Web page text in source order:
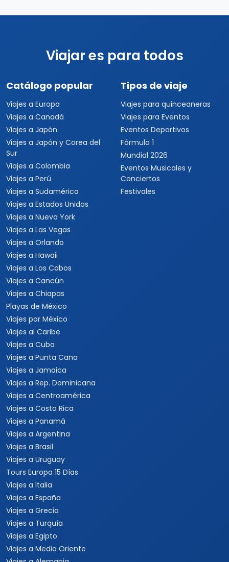
Viajar es para todos
Catálogo popular
Viajes a Europa
Viajes a Canadá
Viajes a Japón
Viajes a Japón y Corea del
Sur
Viajes a Colombia
Viajes a Perú
Viajes a Sudamérica
Viajes a Estados Unidos
Viajes a Nueva York
Viajes a Las Vegas
Viajes a Orlando
Viajes a Hawaii
Viajes a Los Cabos
Viajes a Cancún
Viajes a Chiapas
Playas de México
Viajes por México
Viajes al Caribe
Viajes a Cuba
Viajes a Punta Cana
Viajes a Jamaica
Viajes a Rep. Dominicana
Viajes a Centroamérica
Viajes a Costa Rica
Viajes a Panamá
Viajes a Argentina
Viajes a Brasil
Viajes a Uruguay
Tours Europa 15 Días
Viajes a Italia
Viajes a España
Viajes a Grecia
Viajes a Turquía
Viajes a Egipto
Viajes a Medio Oriente
Tipos de viaje
Viajes para quinceaneras
Viajes para Eventos
Eventos Deportivos
Fórmula 1
Mundial 2026
Eventos Musicales y
Conciertos
Festivales